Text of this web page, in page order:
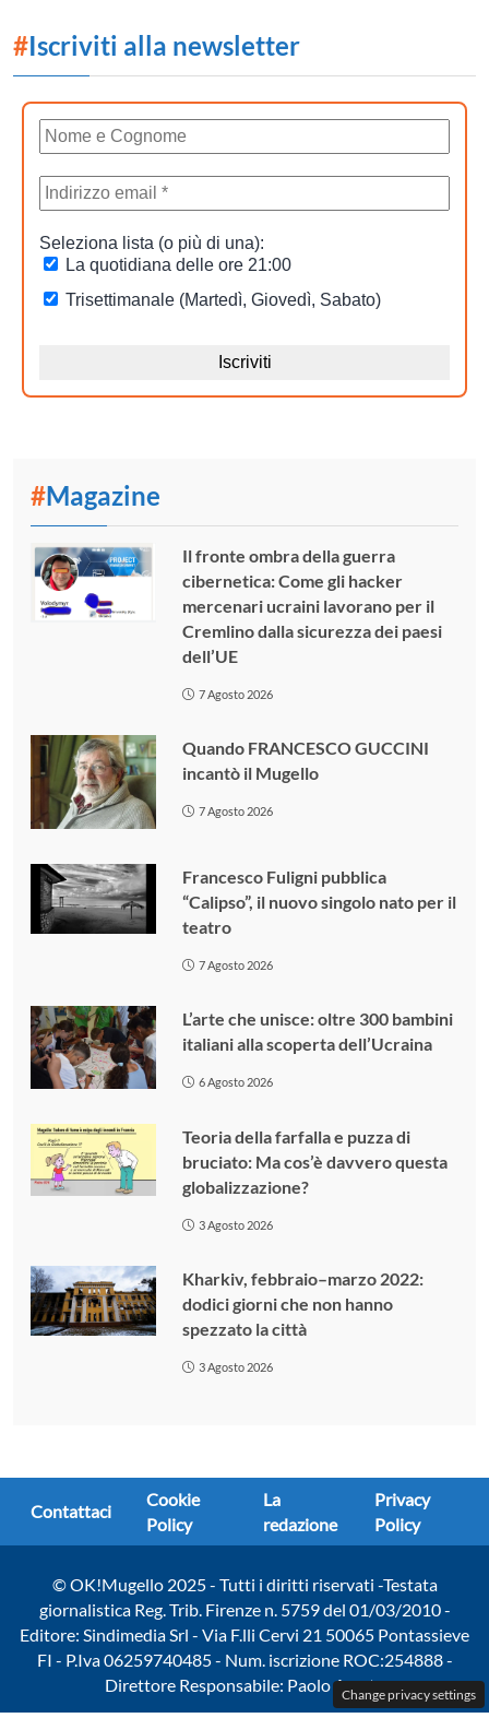
#Iscriviti alla newsletter
#Magazine
Il fronte ombra della guerra
cibernetica: Come gli hacker
mercenari ucraini lavorano per il
Cremlino dalla sicurezza dei paesi
dell’UE
7 Agosto 2026
Quando FRANCESCO GUCCINI
incantò il Mugello
7 Agosto 2026
Francesco Fuligni pubblica
“Calipso”, il nuovo singolo nato per il
teatro
7 Agosto 2026
L’arte che unisce: oltre 300 bambini
italiani alla scoperta dell’Ucraina
6 Agosto 2026
Teoria della farfalla e puzza di
bruciato: Ma cos’è davvero questa
globalizzazione?
3 Agosto 2026
Kharkiv, febbraio–marzo 2022:
dodici giorni che non hanno
spezzato la città
3 Agosto 2026
Contattaci
Cookie
Policy
La
redazione
Privacy
Policy
© OK!Mugello 2025 - Tutti i diritti riservati -Testata
giornalistica Reg. Trib. Firenze n. 5759 del 01/03/2010 -
Editore: Sindimedia Srl - Via F.lli Cervi 21 50065 Pontassieve
FI - P.Iva 06259740485 - Num. iscrizione ROC:254888 -
Direttore Responsabile: Paolo AmatoChange privacy settings